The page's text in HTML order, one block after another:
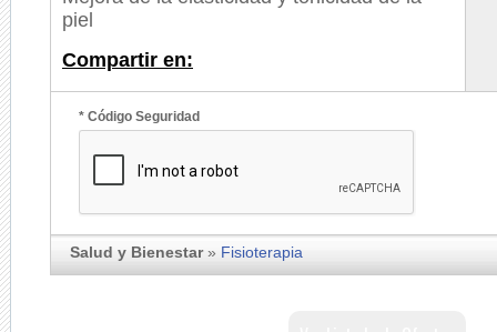
piel
Compartir en:
* Código Seguridad
Salud y Bienestar» Fisioterapia